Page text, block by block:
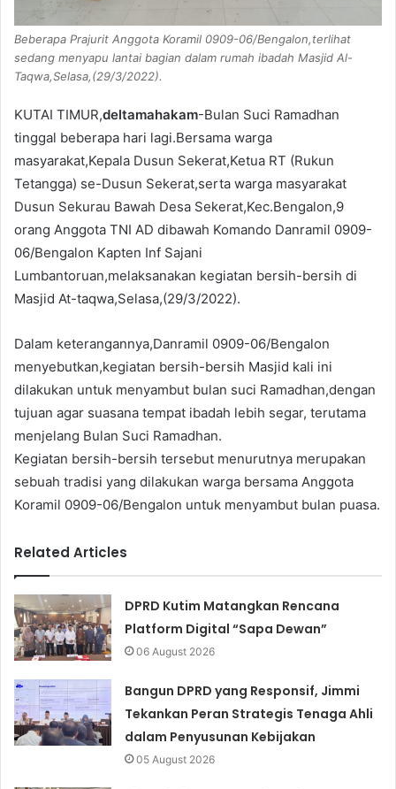
Beberapa Prajurit Anggota Koramil 0909-06/Bengalon,terlihat
sedang menyapu lantai bagian dalam rumah ibadah Masjid Al-
Taqwa,Selasa,(29/3/2022).
KUTAI TIMUR,deltamahakam-Bulan Suci Ramadhan
tinggal beberapa hari lagi.Bersama warga
masyarakat,Kepala Dusun Sekerat,Ketua RT (Rukun
Tetangga) se-Dusun Sekerat,serta warga masyarakat
Dusun Sekurau Bawah Desa Sekerat,Kec.Bengalon,9
orang Anggota TNI AD dibawah Komando Danramil 0909-
06/Bengalon Kapten Inf Sajani
Lumbantoruan,melaksanakan kegiatan bersih-bersih di
Masjid At-taqwa,Selasa,(29/3/2022).
Dalam keterangannya,Danramil 0909-06/Bengalon
menyebutkan,kegiatan bersih-bersih Masjid kali ini
dilakukan untuk menyambut bulan suci Ramadhan,dengan
tujuan agar suasana tempat ibadah lebih segar, terutama
menjelang Bulan Suci Ramadhan.
Kegiatan bersih-bersih tersebut menurutnya merupakan
sebuah tradisi yang dilakukan warga bersama Anggota
Koramil 0909-06/Bengalon untuk menyambut bulan puasa.
Related Articles
DPRD Kutim Matangkan Rencana
Platform Digital “Sapa Dewan”
06 August 2026
Bangun DPRD yang Responsif, Jimmi
Tekankan Peran Strategis Tenaga Ahli
dalam Penyusunan Kebijakan
05 August 2026